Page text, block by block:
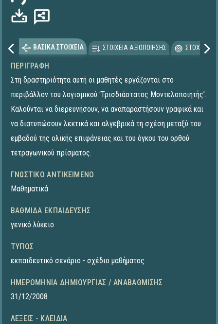
ΒΑΣΙΚΑ ΣΤΟΙΧΕΙΑ ΣΤΟΙΧΕΙΑ ΑΞΙΟΠΟΙΗΣΗΣ
ΠΕΡΙΓΡΑΦΉ
Στη δραστηριότητα αυτή οι μαθητές εργάζονται στο
περιβάλλον του λογισμικού ‘Τρισδιάστατος Μοντελοποιητής’.
Καλούνται να διερευνήσουν, να αναπαραστήσουν γραφικά και
να διατυπώσουν λεκτικά και αλγεβρικά τη σχέση μεταξύ του
εμβαδού της ολικής επιφάνειας και του όγκου του ορθού
τετραγωνικού πρίσματος.
ΓΝΩΣΤΙΚΌ ΑΝΤΙΚΕΊΜΕΝΟ
Μαθηματικά
ΒΑΘΜΊΔΑ ΕΚΠΑΊΔΕΥΣΗΣ
γενικό λύκειο
ΤΎΠΟΣ
εκπαιδευτικό σενάριο - σχέδιο μαθήματος
ΗΜΕΡΟΜΗΝΊΑ ΔΗΜΙΟΥΡΓΊΑΣ / ΑΝΑΒΆΘΜΙΣΗΣ
31/12/2008
ΛΈΞΕΙΣ - ΚΛΕΙΔΙΆ